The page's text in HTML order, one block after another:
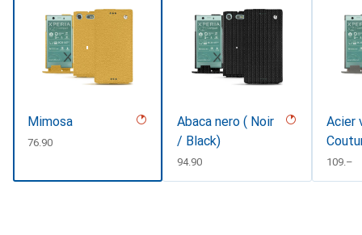
Mimosa
CHF
76.90
Abaca nero ( Noir
/ Black)
CHF
94.90
Acier
CHF
109.–